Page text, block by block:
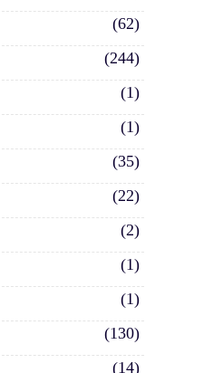
(62)
(244)
(1)
(1)
(35)
(22)
(2)
(1)
(1)
(130)
(14)